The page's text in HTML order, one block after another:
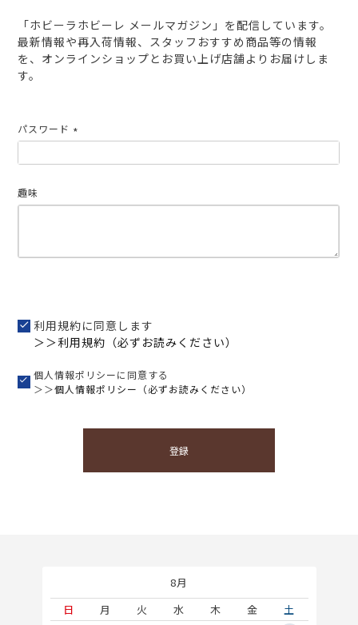
「ホビーラホビーレ メールマガジン」を配信しています。
最新情報や再入荷情報、スタッフおすすめ商品等の情報
を、オンラインショップとお買い上げ店舗よりお届けしま
す。
パスワード
須)
趣味
利用規約に同意します
＞＞利用規約（必ずお読みください）
個人情報ポリシーに同意する
＞＞個人情報ポリシー（必ずお読みください）
登録
8月
日
月 火 水 木 金
土